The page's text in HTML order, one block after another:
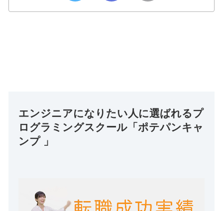
エンジニアになりたい人に選ばれるプ
ログラミングスクール「ポテパンキャ
ンプ 」